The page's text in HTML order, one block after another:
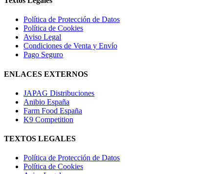
Política de Protección de Datos
Política de Cookies
Aviso Legal
Condiciones de Venta y Envío
Pago Seguro
ENLACES EXTERNOS
JAPAG Distribuciones
Anibio España
Farm Food España
K9 Competition
TEXTOS LEGALES
Política de Protección de Datos
Política de Cookies